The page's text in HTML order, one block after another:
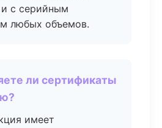
и с серийным
любых объемов.
ли сертификаты
имеет